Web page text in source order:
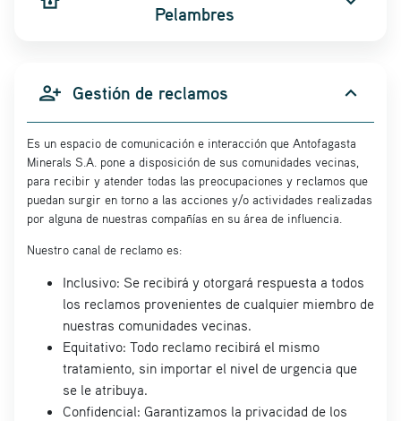
Pelambres
person_add_alt_1 Gestión de reclamos expand_more
Es un espacio de comunicación e interacción que Antofagasta
Minerals S.A. pone a disposición de sus comunidades vecinas,
para recibir y atender todas las preocupaciones y reclamos que
puedan surgir en torno a las acciones y/o actividades realizadas
por alguna de nuestras compañías en su área de influencia.
Nuestro canal de reclamo es:
Inclusivo: Se recibirá y otorgará respuesta a todos
los reclamos provenientes de cualquier miembro de
nuestras comunidades vecinas.
Equitativo: Todo reclamo recibirá el mismo
tratamiento, sin importar el nivel de urgencia que
se le atribuya.
Confidencial: Garantizamos la privacidad de los